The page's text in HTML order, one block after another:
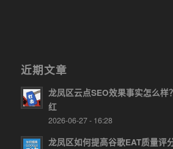
近期文章
龙凤区云点SEO效果事实怎么样
红
2026-06-27 - 16:28
龙凤区如何提高谷歌EAT质量评